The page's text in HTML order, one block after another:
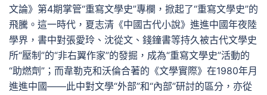
文論》第4期掌管“重寫文學史”專欄，掀起了“重寫文學史”的
飛騰。這一時代，夏志清《中國古代小說》進進中國年夜陸
學界，書中對張愛玲、沈從文、錢鐘書等持久被古代文學史
所“壓制”的“非右翼作家”的發掘，成為“重寫文學史”活動的
“助燃劑”；而韋勒克和沃倫合著的《文學實際》在1980年月
進進中國——此中對文學“外部”和“內部”研討的區分，亦從